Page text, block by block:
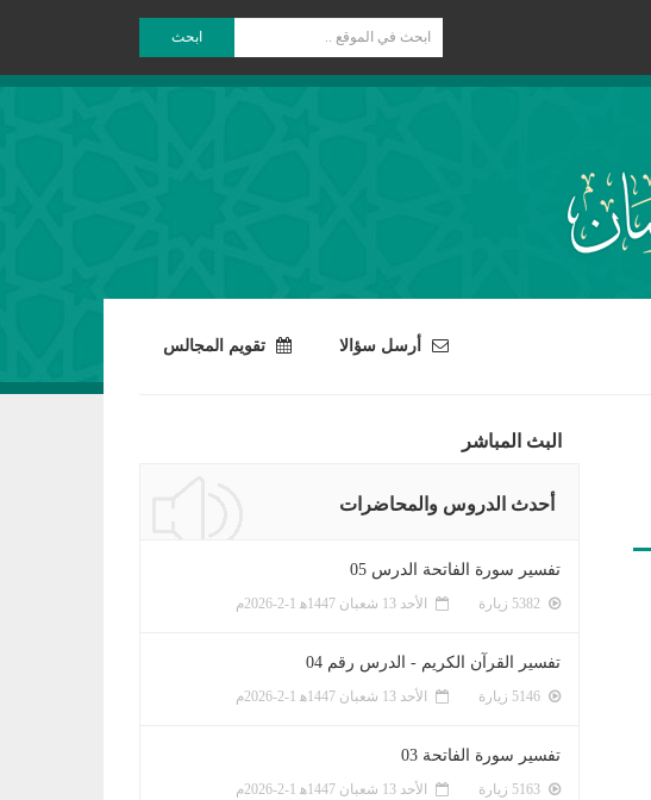
ابحث
أرسل سؤالا تقويم المجالس
البث المباشر
أحدث الدروس والمحاضرات
تفسير سورة الفاتحة الدرس 05
الأحد 13 شعبان 1447ﻫ 1-2-2026م
تفسير القرآن الكريم - الدرس رقم 04
الأحد 13 شعبان 1447ﻫ 1-2-2026م
تفسير سورة الفاتحة 03
الأحد 13 شعبان 1447ﻫ 1-2-2026م